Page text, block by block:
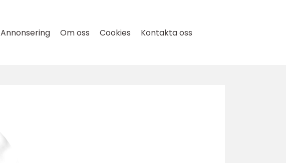
Annonsering Om oss Cookies Kontakta oss